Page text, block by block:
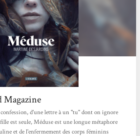
Magazine
d'une lettre à un "tu" dont on ignore
est seule, Méduse est une longue métaphore
et de l'enfermement des corps féminins